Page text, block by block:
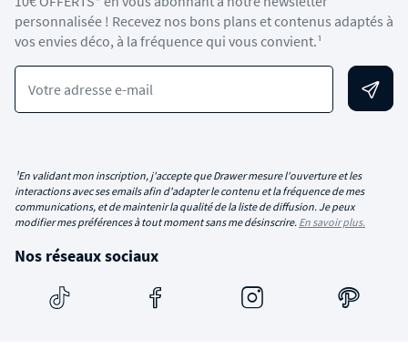
personnalisée ! Recevez nos bons plans et contenus adaptés à
vos envies déco, à la fréquence qui vous convient.¹
Votre adresse e-mail
¹En validant mon inscription, j'accepte que Drawer mesure l'ouverture et les
interactions avec ses emails afin d'adapter le contenu et la fréquence de mes
communications, et de maintenir la qualité de la liste de diffusion. Je peux
modifier mes préférences à tout moment sans me désinscrire. En savoir plus.
Nos réseaux sociaux